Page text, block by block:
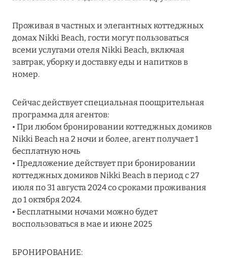
LA CARTE PREMIUM ПО ОТЕЛЮ WALDORF
Подробнее
NOVEMBER
Подробнее
13 мая 2025
ЗАБРОНИРУЙТЕ FOUR SEASONS RESORT
DUBAI AT JUMEIRAH BEACH ПО ЛУЧШИМ
ЦЕНАМ
Подробнее
04 апреля 2025
Проживая в частных и элегантных коттеджных
домах Nikki Beach, гости могут пользоваться
всеми услугами отеля Nikki Beach, включая
завтрак, уборку и доставку еды и напитков в
номер.
Сейчас действует специальная поощрительная
программа для агентов:
• При любом бронировании коттеджных домиков
Nikki Beach на 2 ночи и более, агент получает 1
бесплатную ночь
• Предложение действует при бронировании
коттеджных домиков Nikki Beach в период с 27
июля по 31 августа 2024 со сроками проживания
до 1 октября 2024.
• Бесплатными ночами можно будет
воспользоваться в мае и июне 2025
БРОНИРОВАНИЕ: